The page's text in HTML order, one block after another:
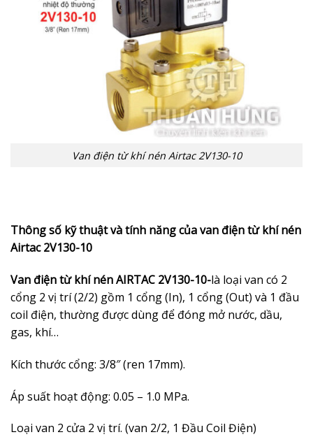
Van điện từ khí nén Airtac 2V130-10
Thông số kỹ thuật và tính năng của van điện từ khí nén
Airtac 2V130-10
Van điện từ khí nén AIRTAC 2V130-10-là loại van có 2
cổng 2 vị trí (2/2) gồm 1 cổng (In), 1 cổng (Out) và 1 đầu
coil điện, thường được dùng để đóng mở nước, dầu,
gas, khí…
Kích thước cổng: 3/8″ (ren 17mm).
Áp suất hoạt động: 0.05 – 1.0 MPa.
Loại van 2 cửa 2 vị trí. (van 2/2, 1 Đầu Coil Điện)